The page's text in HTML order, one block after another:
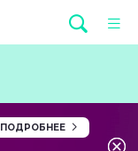
ПОДРОБНЕЕ